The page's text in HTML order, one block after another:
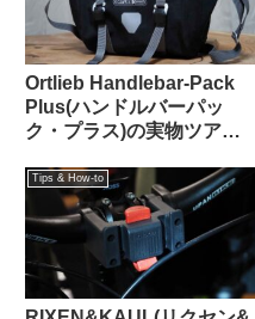
Ortlieb Handlebar-Pack
Plus(ハンドルバーパッ
ク・プラス)の実物ツア
みよう
Tips & How-to